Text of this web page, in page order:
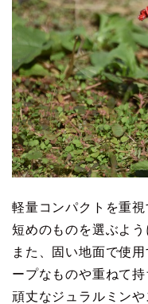
軽量コンパクトを重
短めのものを選ぶよう
また、固い地面で使
ープなものや重ねて
頑丈なジュラルミンや